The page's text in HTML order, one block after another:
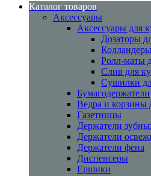
Каталог товаров
Аксессуары
Аксессуары для
Дозаторы
Ролл-маты
Слив для
Сушилки
Бумагодержатели
Ведра и корзины
Газетницы
Держатели
Держатели
Держатели фена
Диспенсеры
Ершики